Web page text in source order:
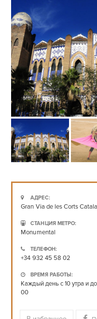
АДРЕС:
Gran Via de les Corts
СТАНЦИЯ МЕТРО:
Monumental
ТЕЛЕФОН:
+34 932 45 58 02
ВРЕМЯ РАБОТЫ:
Каждый день с 10 утра и
00